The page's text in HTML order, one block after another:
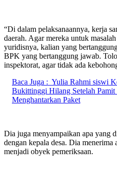
“Di dalam pelaksanaannya, kerja
daerah. Agar mereka untuk
yuridisnya, kalian yang
BPK yang bertanggung jawab.
inspektorat, agar tidak ada
Baca Juga : Yulia Rahmi siswi
Bukittinggi Hilang Setelah
Menghantarkan Paket
Dia juga menyampaikan apa yang
dengan kepala desa. Dia menerima
menjadi obyek pemeriksaan.